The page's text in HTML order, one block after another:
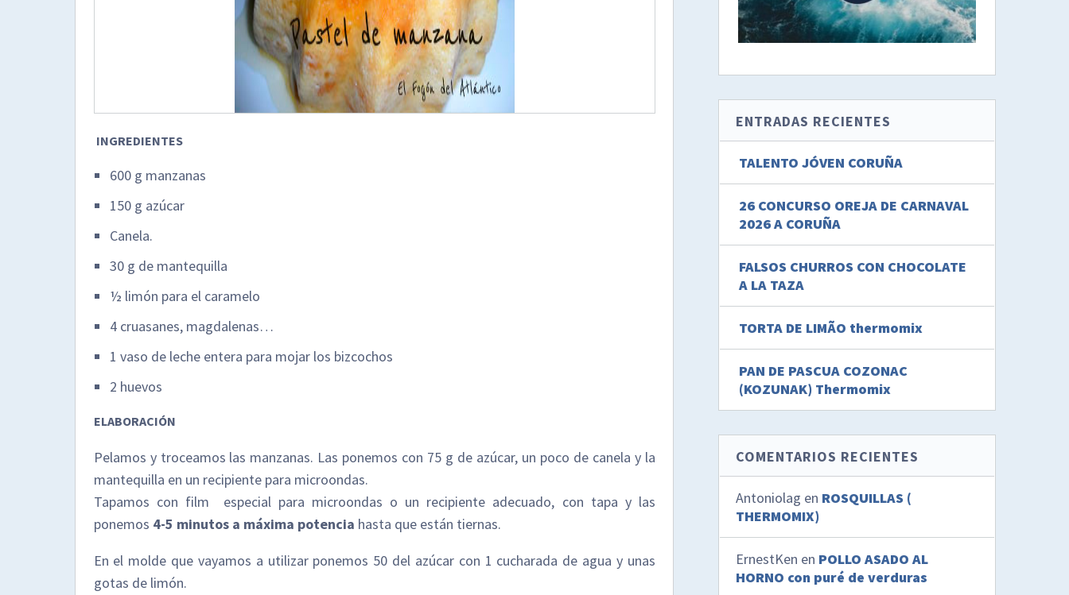
INGREDIENTES
600 g manzanas
150 g azúcar
Canela.
30 g de mantequilla
½ limón para el caramelo
4 cruasanes, magdalenas…
1 vaso de leche entera para mojar los bizcochos
2 huevos
ELABORACIÓN
Pelamos y troceamos las manzanas. Las ponemos con 75 g de azúcar, un poco de canela y la
mantequilla en un recipiente para microondas.
Tapamos con film especial para microondas o un recipiente adecuado, con tapa y las
ponemos 4-5 minutos a máxima potencia hasta que están tiernas.
En el molde que vayamos a utilizar ponemos 50 del azúcar con 1 cucharada de agua y unas
gotas de limón.
ENTRADAS RECIENTES
TALENTO JÓVEN CORUÑA
26 CONCURSO OREJA DE CARNAVAL
2026 A CORUÑA
FALSOS CHURROS CON CHOCOLATE
A LA TAZA
TORTA DE LIMÃO thermomix
PAN DE PASCUA COZONAC
(KOZUNAK) Thermomix
COMENTARIOS RECIENTES
Antoniolag en ROSQUILLAS (
THERMOMIX)
ErnestKen en POLLO ASADO AL
HORNO con puré de verduras